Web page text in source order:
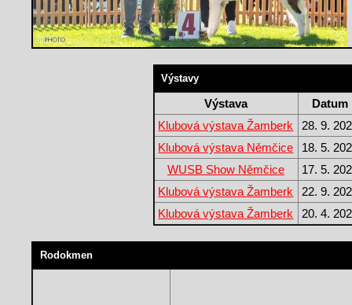
Výstavy
Výstava
Datum
Klubová výstava Žamberk
28. 9.
Klubová výstava Němčice
18. 5.
WUSB Show Němčice
17. 5.
Klubová výstava Žamberk
22. 9.
Klubová výstava Žamberk
20. 4.
Rodokmen